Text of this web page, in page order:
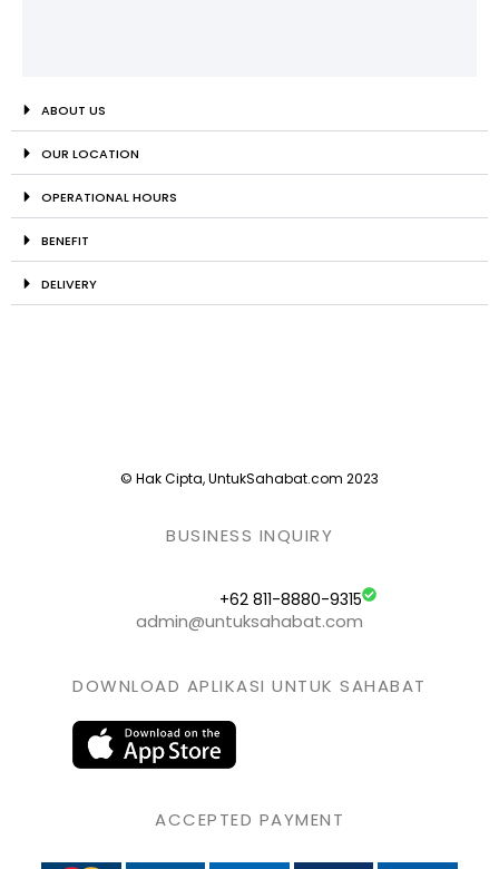
ABOUT US
OUR LOCATION
OPERATIONAL HOURS
BENEFIT
DELIVERY
© Hak Cipta, UntukSahabat.com 2023
BUSINESS INQUIRY
+62 811-8880-9315
admin@untuksahabat.com
DOWNLOAD APLIKASI UNTUK SAHABAT
ACCEPTED PAYMENT